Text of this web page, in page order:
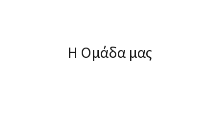
Η Ομάδα μας